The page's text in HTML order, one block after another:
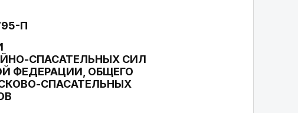
П
СПАСАТЕЛЬНЫХ СИЛ
ФЕДЕРАЦИИ, ОБЩЕГО
СПАСАТЕЛЬНЫХ